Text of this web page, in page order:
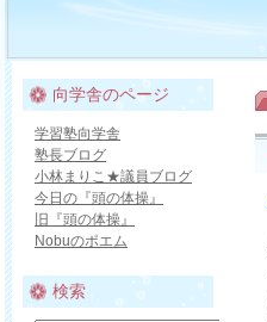
向学舎のページ
学習塾向学舎
塾長ブログ
小林まりこ★議員ブログ
今日の『頭の体操』
旧『頭の体操』
Nobuのポエム
検索